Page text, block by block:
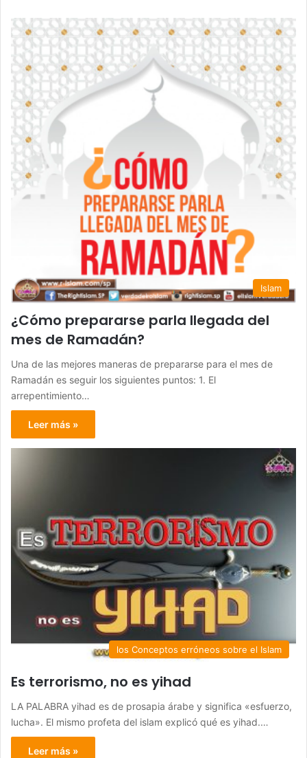
Islam
¿Cómo prepararse parla llegada del
mes de Ramadán?
Una de las mejores maneras de prepararse para el mes de
Ramadán es seguir los siguientes puntos: 1. El
arrepentimiento…
Leer más »
los Conceptos erróneos sobre el Islam
Es terrorismo, no es yihad
LA PALABRA yihad es de prosapia árabe y significa «esfuerzo,
lucha». El mismo profeta del islam explicó qué es yihad.…
Leer más »